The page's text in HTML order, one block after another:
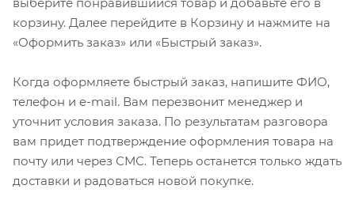
корзину. Далее перейдите в Корзину и нажмите на
«Оформить заказ» или «Быстрый заказ».
Когда оформляете быстрый заказ, напишите ФИО,
телефон и e-mail. Вам перезвонит менеджер и
уточнит условия заказа. По результатам разговора
вам придет подтверждение оформления товара на
почту или через СМС. Теперь останется только ждать
доставки и радоваться новой покупке.